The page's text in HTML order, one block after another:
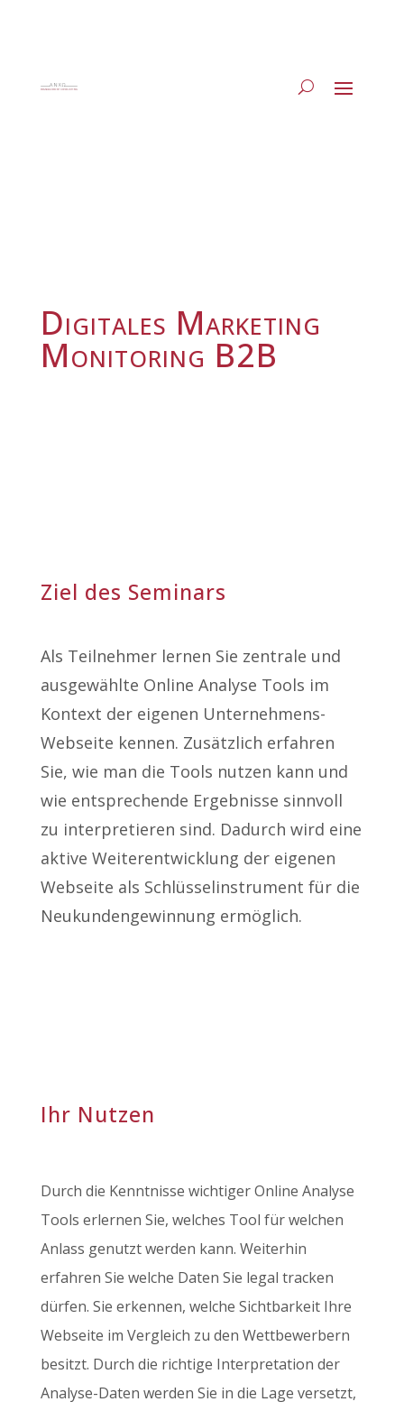
Digitales Marketing
Monitoring B2B
Ziel des Seminars
Als Teilnehmer lernen Sie zentrale und
ausgewählte Online Analyse Tools im
Kontext der eigenen Unternehmens-
Webseite kennen. Zusätzlich erfahren
Sie, wie man die Tools nutzen kann und
wie entsprechende Ergebnisse sinnvoll
zu interpretieren sind. Dadurch wird eine
aktive Weiterentwicklung der eigenen
Webseite als Schlüsselinstrument für die
Neukundengewinnung ermöglich.
Ihr Nutzen
Durch die Kenntnisse wichtiger Online Analyse
Tools erlernen Sie, welches Tool für welchen
Anlass genutzt werden kann. Weiterhin
erfahren Sie welche Daten Sie legal tracken
dürfen. Sie erkennen, welche Sichtbarkeit Ihre
Webseite im Vergleich zu den Wettbewerbern
besitzt. Durch die richtige Interpretation der
Analyse-Daten werden Sie in die Lage versetzt,